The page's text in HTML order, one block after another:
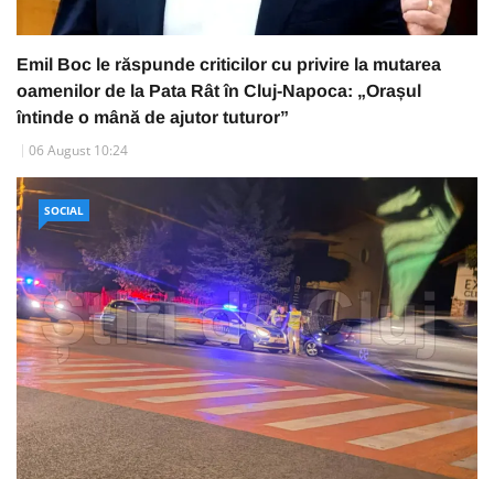
Emil Boc le răspunde criticilor cu privire la mutarea
oamenilor de la Pata Rât în Cluj-Napoca: „Orașul
întinde o mână de ajutor tuturor”
06 August 10:24
SOCIAL